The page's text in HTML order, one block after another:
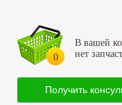
0
В вашей
нет
Получить